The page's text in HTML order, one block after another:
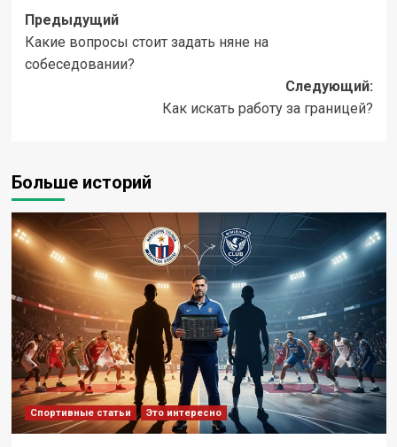
Навигация
записи
Предыдущий
Какие вопросы стоит задать няне на
собеседовании?
Следующий:
Как искать работу за границей?
Больше историй
Спортивные статьи Это интересно